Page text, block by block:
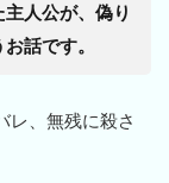
人公が、偽り
話です。
レ、無残に殺さ